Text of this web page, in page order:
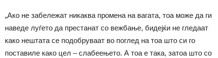
„Ако не забележат никаква промена на вагата, тоа може да ги
наведе луѓето да престанат со вежбање, бидејќи не гледаат
како нештата се подобруваат во поглед на тоа што си го
поставиле како цел – слабеењето. А тоа е така, затоа што со